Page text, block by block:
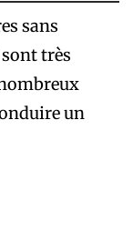
sans
très
un